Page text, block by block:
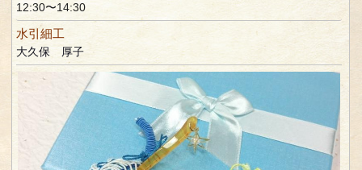
12:30〜14:30
水引細工
大久保 厚子